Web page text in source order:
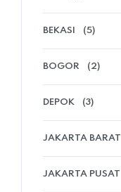
BEKASI (5)
BOGOR (2)
DEPOK (3)
JAKARTA BARAT
JAKARTA PUSAT